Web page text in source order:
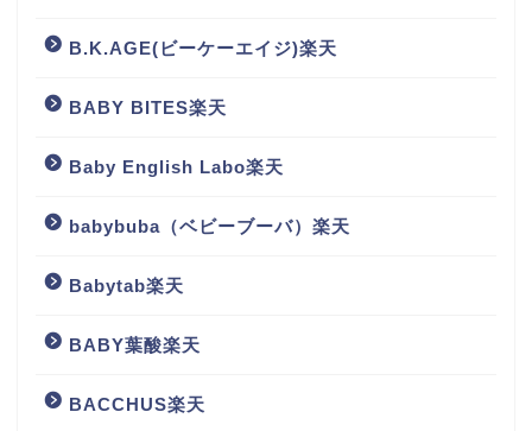
B.K.AGE(ビーケーエイジ)楽天
BABY BITES楽天
Baby English Labo楽天
babybuba（ベビーブーバ）楽天
Babytab楽天
BABY葉酸楽天
BACCHUS楽天